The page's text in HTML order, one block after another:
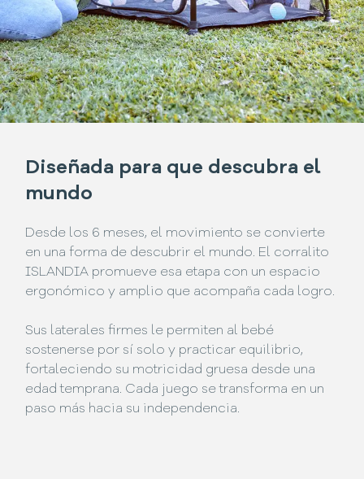
Diseñada para que descubra el
mundo
Desde los 6 meses, el movimiento se convierte
en una forma de descubrir el mundo. El corralito
ISLANDIA promueve esa etapa con un espacio
ergonómico y amplio que acompaña cada logro.
Sus laterales firmes le permiten al bebé
sostenerse por sí solo y practicar equilibrio,
fortaleciendo su motricidad gruesa desde una
edad temprana. Cada juego se transforma en un
paso más hacia su independencia.